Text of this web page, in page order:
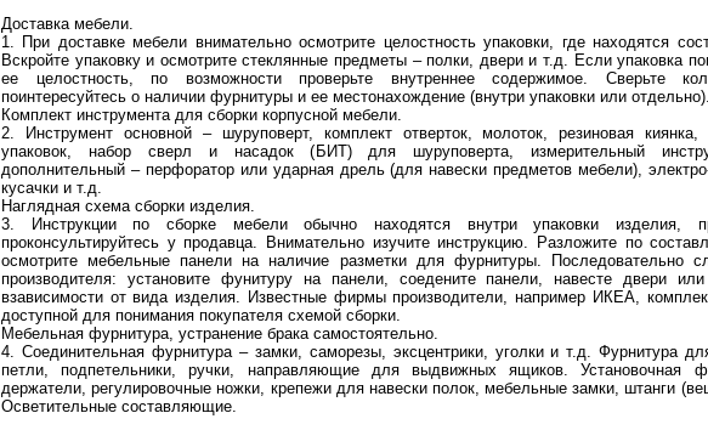
Доставка мебели.
1. При доставке мебели внимательно осмотрите целостность упаковки, где находятся
Вскройте упаковку и осмотрите стеклянные предметы – полки, двери и т.д. Если упаковка
ее целостность, по возможности проверьте внутреннее содержимое. Сверьте
поинтересуйтесь о наличии фурнитуры и ее местонахождение (внутри упаковки или отдельно).
Комплект инструмента для сборки корпусной мебели.
2. Инструмент основной – шуруповерт, комплект отверток, молоток, резиновая
упаковок, набор сверл и насадок (БИТ) для шуруповерта, измерительный
дополнительный – перфоратор или ударная дрель (для навески предметов мебели),
кусачки и т.д.
Наглядная схема сборки изделия.
3. Инструкции по сборке мебели обычно находятся внутри упаковки изделия,
проконсультируйтесь у продавца. Внимательно изучите инструкцию. Разложите по
осмотрите мебельные панели на наличие разметки для фурнитуры. Последовательно
производителя: установите фунитуру на панели, соедените панели, навесте двери
взависимости от вида изделия. Известные фирмы производители, например ИКЕА,
доступной для понимания покупателя схемой сборки.
Мебельная фурнитура, устранение брака самостоятельно.
4. Соединительная фурнитура – замки, саморезы, эксцентрики, уголки и т.д. Фурнитура
петли, подпетельники, ручки, направляющие для выдвижных ящиков. Установочная
держатели, регулировочные ножки, крепежи для навески полок, мебельные замки, штанги
Осветительные составляющие.